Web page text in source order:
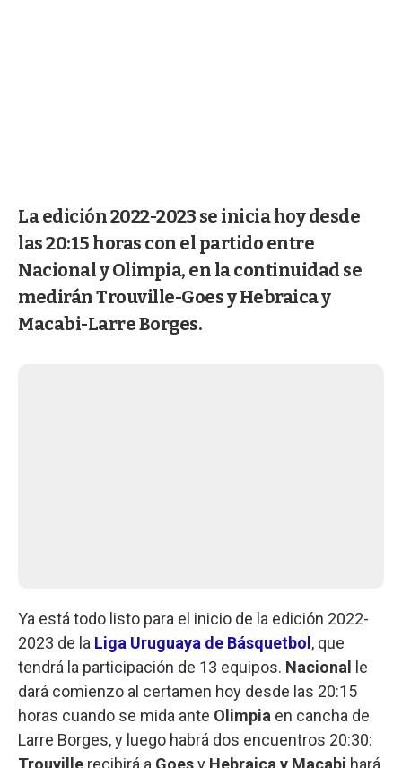
La edición 2022-2023 se inicia hoy desde
las 20:15 horas con el partido entre
Nacional y Olimpia, en la continuidad se
medirán Trouville-Goes y Hebraica y
Macabi-Larre Borges.
Ya está todo listo para el inicio de la edición 2022-
2023 de la Liga Uruguaya de Básquetbol , que
tendrá la participación de 13 equipos. Nacional
le
dará comienzo al certamen hoy desde las 20:15
horas cuando se mida ante Olimpia en cancha de
Larre Borges, y luego habrá dos encuentros 20:30:
Trouville recibirá a Goesy Hebraica y Macabi hará